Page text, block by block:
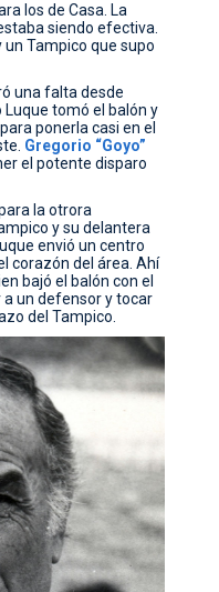
los de Casa. La
siendo efectiva.
Tampico que supo
una falta desde
tomó el balón y
ponerla casi en el
Gregorio “Goyo”
el potente disparo
la otrora
y su delantera
envió un centro
corazón del área. Ahí
bajó el balón con el
a un defensor y tocar
del Tampico.